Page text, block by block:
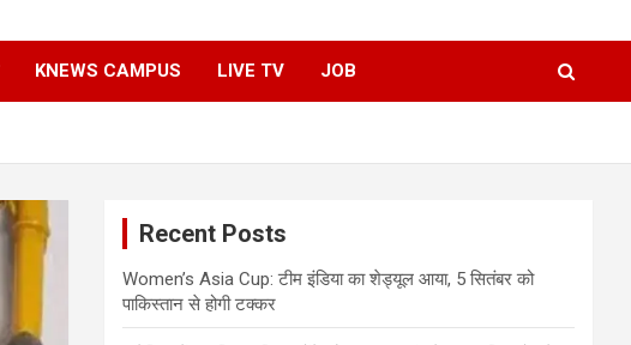
KNEWS CAMPUS LIVE TV JOB
Recent Posts
Women’s Asia Cup: टीम इंडिया का शेड्यूल आया, 5 सितंबर को
पाकिस्तान से होगी टक्कर